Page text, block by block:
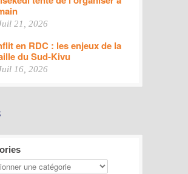
21, 2026
en RDC : les enjeux de la
du Sud-Kivu
16, 2026